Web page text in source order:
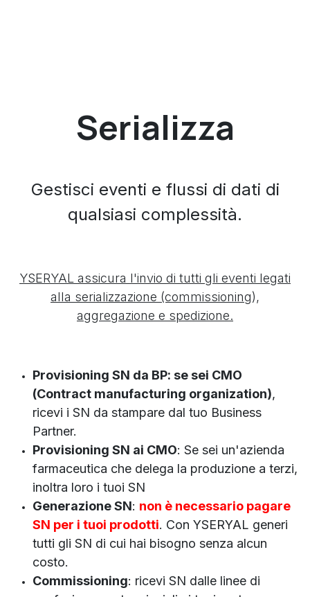
Serializza
Gestisci eventi e flussi di dati di
qualsiasi complessità.
YSERYAL assicura l'invio di tutti gli eventi legati
alla serializzazione (commissioning),
aggregazione e spedizione.
Provisioning SN da BP: se sei CMO
(Contract manufacturing organization),
ricevi i SN da stampare dal tuo Business
Partner.
Provisioning SN ai CMO: Se sei un'azienda
farmaceutica che delega la produzione a terzi,
inoltra loro i tuoi SN
Generazione SN: non è necessario pagare
SN per i tuoi prodotti. Con YSERYAL generi
tutti gli SN di cui hai bisogno senza alcun
costo.
Commissioning: ricevi SN dalle linee di